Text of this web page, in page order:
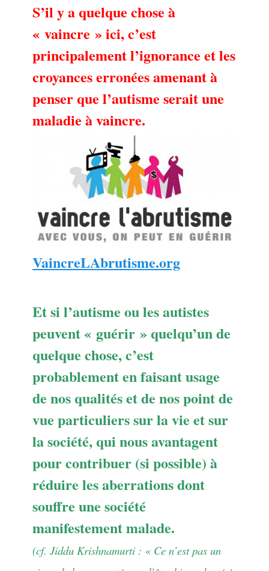
S’il y a quelque chose à
« vaincre » ici, c’est
principalement l’ignorance et les
croyances erronées amenant à
penser que l’autisme serait une
maladie à vaincre.
VaincreLAbrutisme.org
Et si l’autisme ou les autistes
peuvent « guérir » quelqu’un de
quelque chose, c’est
probablement en faisant usage
de nos qualités et de nos point de
vue particuliers sur la vie et sur
la société, qui nous avantagent
pour contribuer (si possible) à
réduire les aberrations dont
souffre une société
manifestement malade.
(cf. Jiddu Krishnamurti : « Ce n’est pas un